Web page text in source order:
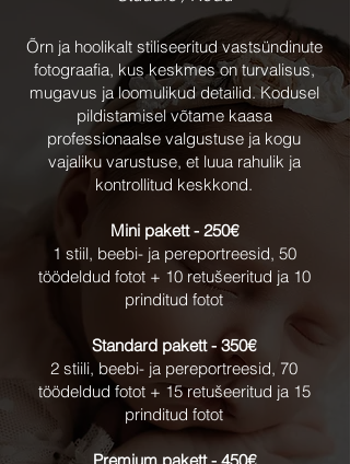
Õrn ja hoolikalt stiliseeritud vastsündinute
fotograafia, kus keskmes on turvalisus,
mugavus ja loomulikud detailid. Kodusel
pildistamisel võtame kaasa
professionaalse valgustuse ja kogu
vajaliku varustuse, et luua rahulik ja
kontrollitud keskkond.
Mini pakett - 250€
1 stiil, beebi- ja pereportreesid, 50
töödeldud fotot + 10 retušeeritud ja 10
prinditud fotot
Standard pakett - 350€
2 stiili, beebi- ja pereportreesid, 70
töödeldud fotot + 15 retušeeritud ja 15
prinditud fotot